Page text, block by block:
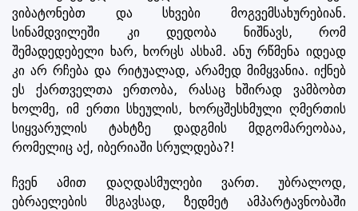
ვიბატონებთ და სხვები მოგვემსახურებიან.
სინამდვილეში კი დედობა ნიშნავს, რომ
შემადედებელი ხარ, ხორცს ასხამ. ანუ რწმენა იდეად
კი არ რჩება და რიტუალად, არამედ მიმყვანია. იქნებ
ეს ქართველთა ერთობა, რასაც ხშირად ვამბობთ
ხოლმე, იმ ერთი სხეულის, ხორცშესხმული ღმერთის
სიყვარულის ტახტზე დადგმის მდგომარეობაა,
რომელიც აქ, იბერიაში სრულდება?!
ჩვენ ამით დაღდასმულები ვართ. უბრალოდ,
ებრაელების მსგავსად, ზედმეტ ამპარტავნობაში